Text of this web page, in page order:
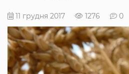
11 грудня 2017 1276 0